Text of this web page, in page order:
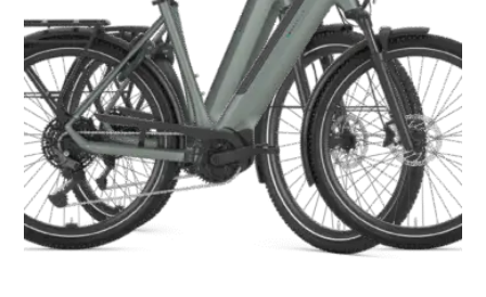
worden
op
de
productpagina